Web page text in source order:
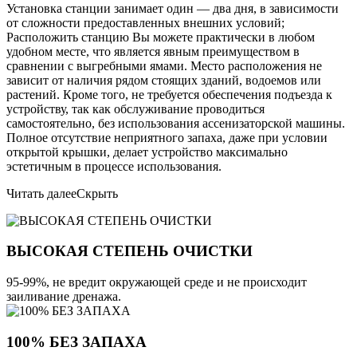
Установка станции занимает один — два дня, в зависимости
от сложности предоставленных внешних условий;
Расположить станцию Вы можете практически в любом
удобном месте, что является явным преимуществом в
сравнении с выгребными ямами. Место расположения не
зависит от наличия рядом стоящих зданий, водоемов или
растений. Кроме того, не требуется обеспечения подъезда к
устройству, так как обслуживание проводиться
самостоятельно, без использования ассенизаторской машины.
Полное отсутствие неприятного запаха, даже при условии
открытой крышки, делает устройство максимально
эстетичным в процессе использования.
Читать далееСкрыть
ВЫСОКАЯ СТЕПЕНЬ ОЧИСТКИ
95-99%, не вредит окружающей среде и не происходит
заиливание дренажа.
100% БЕЗ ЗАПАХА